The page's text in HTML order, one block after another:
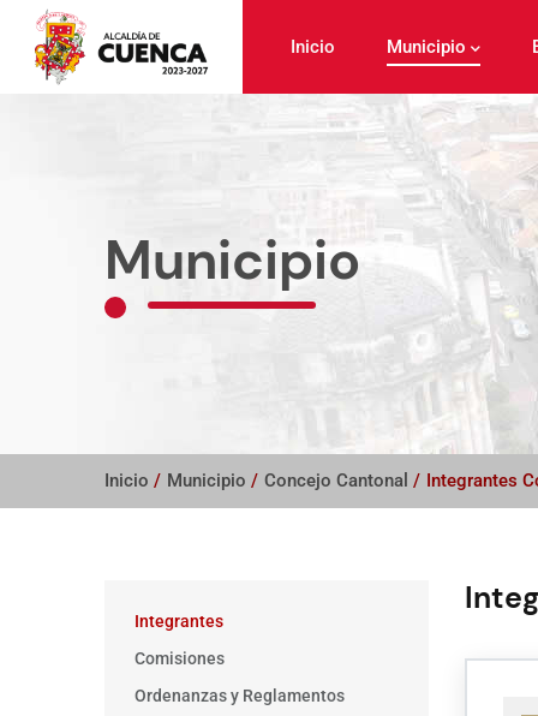
contenido
principal
Inicio Municipio
Municipio
Inicio / Municipio / Concejo Cantonal / Integrantes
Main
Integrantes
Comisiones
Ordenanzas y Reglamentos